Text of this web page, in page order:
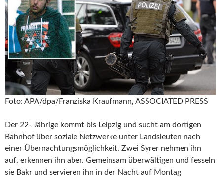
Foto: APA/dpa/Franziska Kraufmann, ASSOCIATED PRESS
Der 22- Jährige kommt bis Leipzig und sucht am dortigen
Bahnhof über soziale Netzwerke unter Landsleuten nach
einer Übernachtungsmöglichkeit. Zwei Syrer nehmen ihn
auf, erkennen ihn aber. Gemeinsam überwältigen und fesseln
sie Bakr und servieren ihn in der Nacht auf Montag